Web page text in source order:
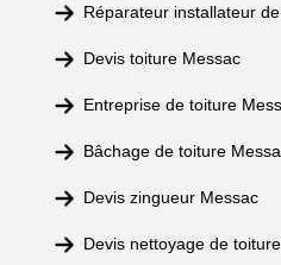
Réparateur installateur
Devis toiture Messac
Entreprise de toiture
Bâchage de toiture
Devis zingueur Messac
Devis nettoyage de